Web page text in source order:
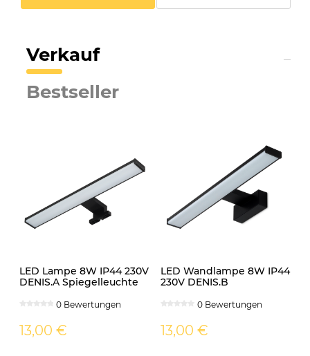
Verkauf
Bestseller
LED Lampe 8W IP44 230V
DENIS.A Spiegelleuchte
0 Bewertungen
13,00 €
LED Wandlampe 8W IP44
230V DENIS.B
0 Bewertungen
13,00 €